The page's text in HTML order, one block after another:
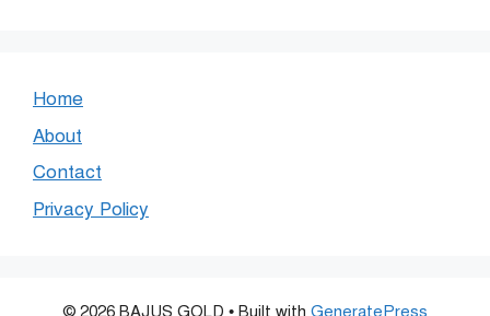
Home
About
Contact
Privacy Policy
© 2026 BAJUS GOLD • Built with GeneratePress